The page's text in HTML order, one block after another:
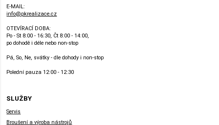
E-MAIL:
info@pkrealizace.cz
OTEVÍRACÍ DOBA:
Po - St 8:00 - 16:30, Čt 8:00 - 14:00,
po dohodě i déle nebo non-stop
Pá, So, Ne, svátky - dle dohody i non-stop
Polední pauza 12:00 - 12:30
SLUŽBY
Servis
Broušení a výroba nástrojů